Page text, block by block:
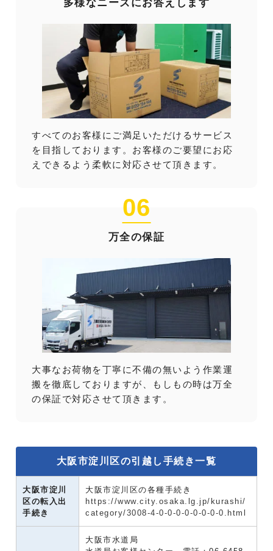
多様なニーズにお答えします
すべてのお客様にご満足いただけるサービス
を目指しております。お客様のご要望にお応
えできるよう柔軟に対応させて頂きます。
06
万全の保証
大事なお荷物を丁寧に不備の無いよう作業運
搬を徹底しておりますが、もしもの時は万全
の保証で対応させて頂きます。
大阪市淀川区の引越し手続き一覧
大阪市淀川
区の転入出
手続き
大阪市淀川区の各種手続き
https://www.city.osaka.lg.jp/kurashi/
category/3008-4-0-0-0-0-0-0-0-0.html
大阪市水道局